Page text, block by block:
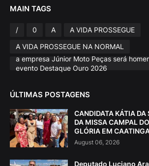
MAIN TAGS
/ 0 A
A VIDA PROSSEGUE
A VIDA PROSSEGUE NA NORMAL
a empresa Júnior Moto Peças será
evento Destaque Ouro 2026
ÚLTIMAS POSTAGENS
CANDIDATA KÁTIA DA
DA MISSA CAMPAL
GLÓRIA EM
August 06, 2026
Deputado Luciano